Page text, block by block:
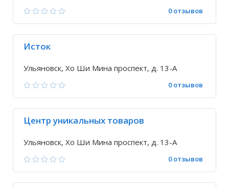
0 отзывов
Исток
Ульяновск, Хо Ши Мина проспект, д. 13-А
0 отзывов
Центр уникальных товаров
Ульяновск, Хо Ши Мина проспект, д. 13-А
0 отзывов